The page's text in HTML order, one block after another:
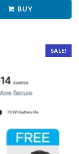
BUY
SALE!